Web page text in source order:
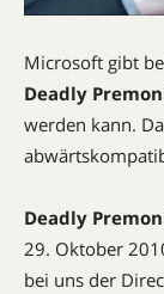
Microsoft gibt
Deadly
werden kann.
Deadly
29. Oktober
bei uns der